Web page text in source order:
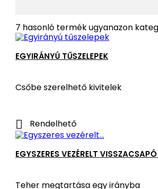
7 hasonló termék ugyanazon
EGYIRÁNYÚ TŰSZELEPEK
Csőbe szerelhető kivitelek
 Rendelhető
EGYSZERES VEZÉRELT VISSZACSAPÓ
Teher megtartása egy irányba